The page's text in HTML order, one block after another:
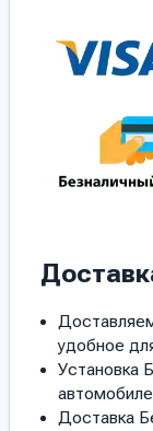
удобное
Установка
Доставка